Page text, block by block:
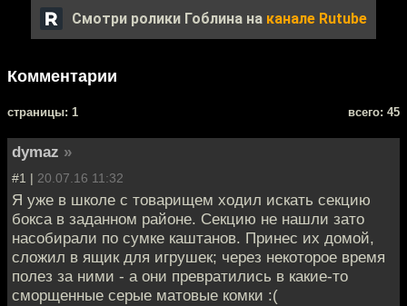
Смотри ролики Гоблина на канале Rutube
Комментарии
cтраницы: 1 всего: 45
dymaz »
#1 | 20.07.16 11:32
Я уже в школе с товарищем ходил искать секцию
бокса в заданном районе. Секцию не нашли зато
насобирали по сумке каштанов. Принес их домой,
сложил в ящик для игрушек; через некоторое время
полез за ними - а они превратились в какие-то
сморщенные серые матовые комки :(